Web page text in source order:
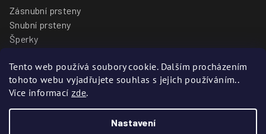
Tento web používá soubory cookie. Dalším procházením
tohoto webu vyjadřujete souhlas s jejich používáním..
Více informací zde.
Nastavení
Zásnubní prsteny
Snubní prsteny
Šperky
Blog
Prodejny
Zlatnictví Stoch. Všechna práva vyhrazena.